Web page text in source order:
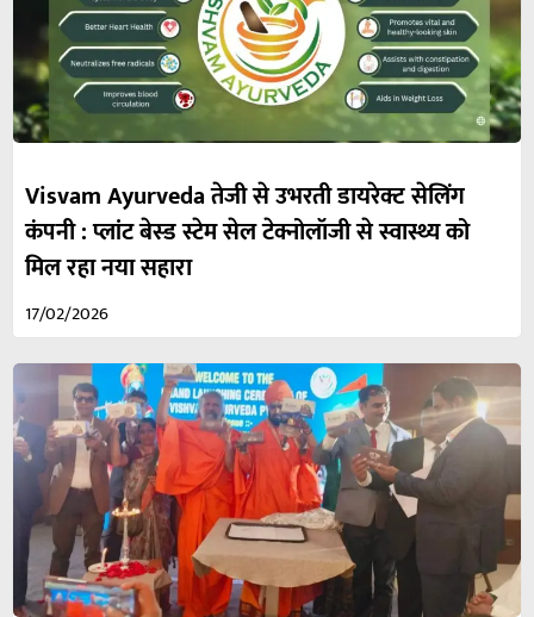
Visvam Ayurveda तेजी से उभरती डायरेक्ट सेलिंग
कंपनी : प्लांट बेस्ड स्टेम सेल टेक्नोलॉजी से स्वास्थ्य को
मिल रहा नया सहारा
17/02/2026